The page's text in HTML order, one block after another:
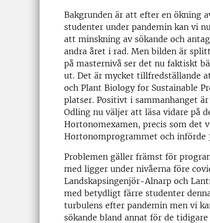
Bakgrunden är att efter en ökning
studenter under pandemin kan vi
att minskning av sökande och
andra året i rad. Men bilden är
på masternivå ser det nu faktiskt
ut. Det är mycket tillfredställande
och Plant Biology for Sustainable
platser. Positivt i sammanhanget
Odling nu väljer att läsa vidare på
Hortonomexamen, precis som
Hortonomprogrammet och införde
Problemen gäller främst för
med ligger under nivåerna före
Landskapsingenjör-Alnarp och
med betydligt färre studenter
turbulens efter pandemin men vi
sökande bland annat för de